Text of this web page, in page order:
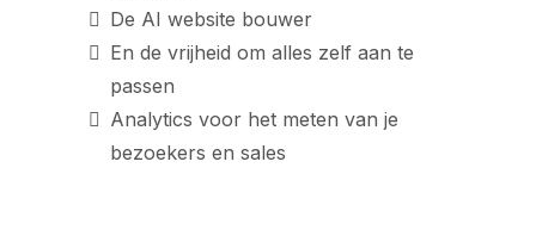
De AI website bouwer
En de vrijheid om alles zelf aan te
passen
Analytics voor het meten van je
bezoekers en sales